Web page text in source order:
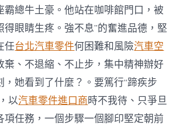
霸總牛土豪。他站在咖啡館門口，被
得眼睛生疼。強不息”的奮進品德，堅
任台北汽車零件何困難和風險汽車空
棄、不退縮、不止步，集中精神辦好
，她看到了什麼？。要篤行“蹄疾步
以汽車零件進口商時不我待、只爭旦
項任務，一個步驟一個腳印堅定朝前